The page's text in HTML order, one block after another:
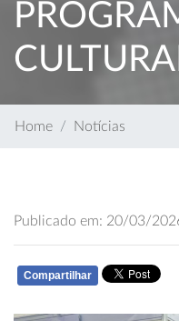
Home Notícias
Publicado em: 20/03/
Compartilhar